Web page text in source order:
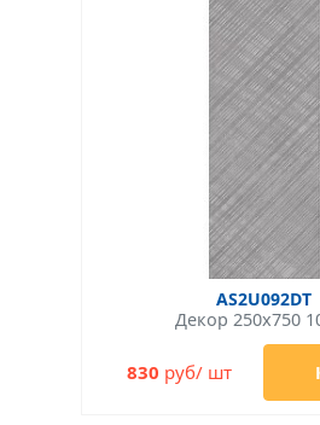
AS2U092DT
Декор 250x750
830 руб/ шт